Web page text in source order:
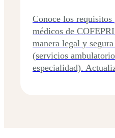
Conoce los
médicos de
manera legal y
(servicios
especialidad).